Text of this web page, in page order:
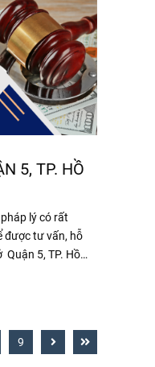
5, TP. HỒ
lý có rất
được tư vấn, hỗ
5, TP. Hồ
9